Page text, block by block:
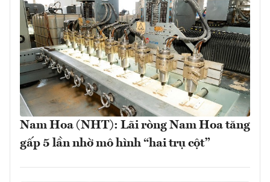
Nam Hoa (NHT): Lãi ròng Nam Hoa tăng
gấp 5 lần nhờ mô hình “hai trụ cột”